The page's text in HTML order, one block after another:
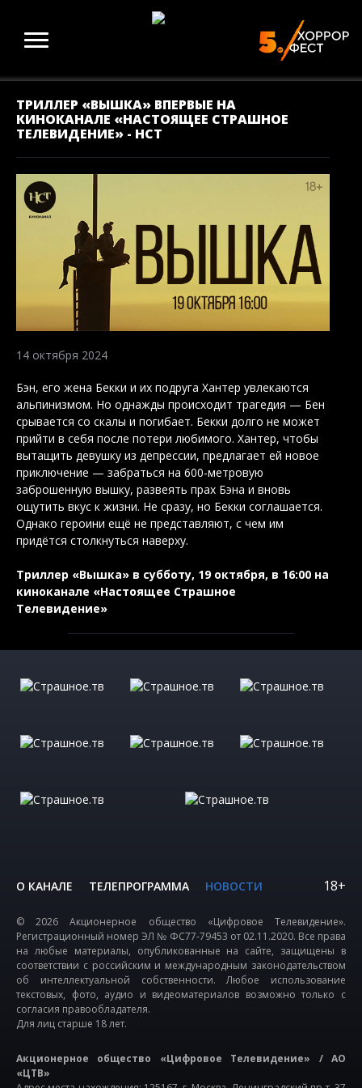
ТРИЛЛЕР «ВЫШКА» ВПЕРВЫЕ НА
КИНОКАНАЛЕ «НАСТОЯЩЕЕ СТРАШНОЕ
ТЕЛЕВИДЕНИЕ» - НСТ
14 октября 2024
Бэн, его жена Бекки и их подруга Хантер увлекаются
альпинизмом. Но однажды происходит трагедия — Бен
срывается со скалы и погибает. Бекки долго не может
прийти в себя после потери любимого. Хантер, чтобы
вытащить девушку из депрессии, предлагает ей новое
приключение — забраться на 600-метровую
заброшенную вышку, развеять прах Бэна и вновь
ощутить вкус к жизни. Не сразу, но Бекки соглашается.
Однако героини ещё не представляют, с чем им
придётся столкнуться наверху.
Триллер «Вышка» в субботу, 19 октября, в 16:00 на
киноканале «Настоящее Страшное
Телевидение»
О КАНАЛЕ ТЕЛЕПРОГРАММА НОВОСТИ 18+
© 2026 Акционерное общество «Цифровое Телевидение».
Регистрационный номер ЭЛ № ФС77-79453 от 02.11.2020. Все права
на любые материалы, опубликованные на сайте, защищены в
соответствии с российским и международным законодательством
об интеллектуальной собственности. Любое использование
текстовых, фото, аудио и видеоматериалов возможно только с
согласия правообладателя.
Для лиц старше 18 лет.
Акционерное общество «Цифровое Телевидение» / АО
«ЦТВ»